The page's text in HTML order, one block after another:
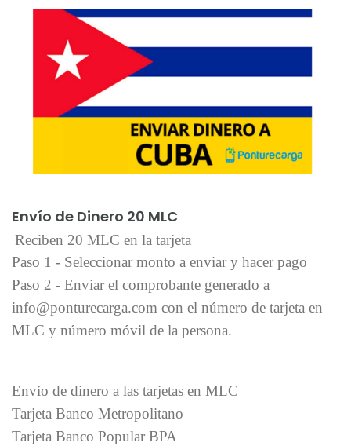
Envío de Dinero 20 MLC
Reciben 20 MLC en la tarjeta
Paso 1 - Seleccionar monto a enviar y hacer pago
Paso 2 - Enviar el comprobante generado a
info@ponturecarga.com con el número de tarjeta en
MLC y número móvil de la persona.
Envío de dinero a las tarjetas en MLC
Tarjeta Banco Metropolitano
Tarjeta Banco Popular BPA